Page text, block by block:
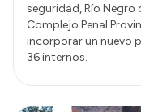
Intranet
Login
seguridad, Río
Complejo Penal
incorporar un nuevo
36 internos.